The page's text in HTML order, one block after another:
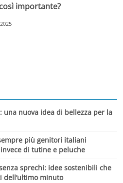
importante?
una nuova idea di bellezza per la
più genitori italiani
di tutine e peluche
sprechi: idee sostenibili che
dell’ultimo minuto